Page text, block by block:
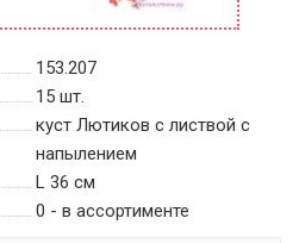
153.207
15 шт.
куст Лютиков с листвой с
напылением
L 36 см
0 - в ассортименте